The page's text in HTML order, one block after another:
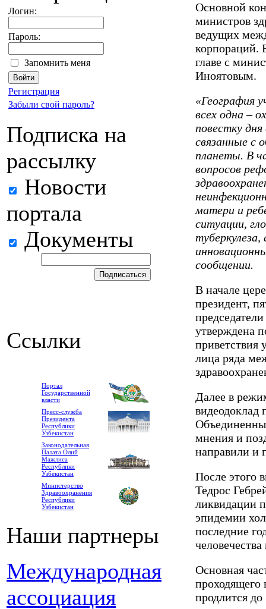
Логин:
Пароль:
Запомнить меня
Регистрация
Забыли свой пароль?
Подписка на
рассылку
Новости
портала
Документы
Ссылки
Портал
Государственной
власти
Пресс-служба
Президента
Республики
Узбекистан
Законодательная
Палата Олий
Мажлиса
Республики
Узбекистан
Министерство
Здравоохранения
Республики
Узбекистан
Наши партнеры
Международная
ассоциация
Основной
министров
ведущих
корпораций.
главе с
Иноятовым.
«География
всех одна –
повестку
связанные с
планеты. В
вопросов
матери и
ситуации,
сообщении.
В начале
президент,
утверждена
приветствия
лица ряда
Далее в
видеодоклад
мнения и
направили и
После этого
Тедрос
ликвидации
эпидемии
последние
Основная
продлится